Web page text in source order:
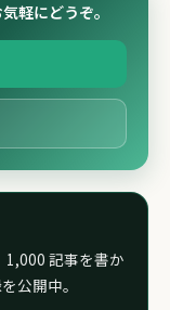
軽にどうぞ。
1,000 記事を書か
公開中。